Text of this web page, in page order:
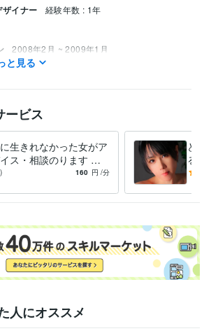
イナー 経験年数 : 1年
2008年2月 ~ 2009年1月
年5月 ~ 1998年12月
年11月
年 : 2023年
好きなマンガやアニメの完コピ出来る程
ング 愚痴・DV・精神・子育て・裏・夜・風俗
と見る
ービス
生きれなかった女がア
イス・相談のります ど
落とされては何とか助
160 円 /分
どん
ると
え普
人にオススメ